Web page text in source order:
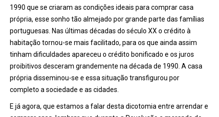
1990 que se criaram as condições ideais para comprar casa
própria, esse sonho tão almejado por grande parte das famílias
portuguesas. Nas últimas décadas do século XX o crédito à
habitação tornou-se mais facilitado, para os que ainda assim
tinham dificuldades apareceu o crédito bonificado e os juros
proibitivos desceram grandemente na década de 1990. A casa
própria disseminou-se e essa situação transfigurou por
completo a sociedade e as cidades.
E já agora, que estamos a falar desta dicotomia entre arrendar e